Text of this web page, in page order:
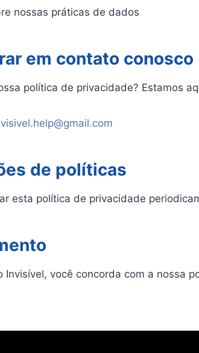
nossas práticas de dados
em contato conosco
política de privacidade? Estamos
de políticas
esta política de privacidade
Invisível, você concorda com a nossa